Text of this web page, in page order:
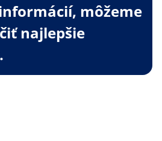
môžeme
najlepšie